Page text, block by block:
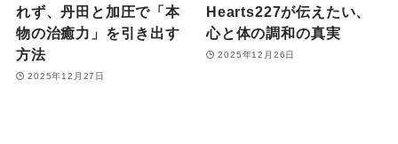
れず、丹田と加圧で「本
物の治癒力」を引き出す
方法
2025年12月27日
Hearts227が伝えたい、
心と体の調和の真実
2025年12月26日